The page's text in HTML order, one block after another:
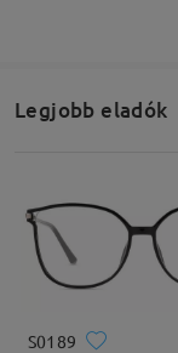
Legjobb eladók
S0189